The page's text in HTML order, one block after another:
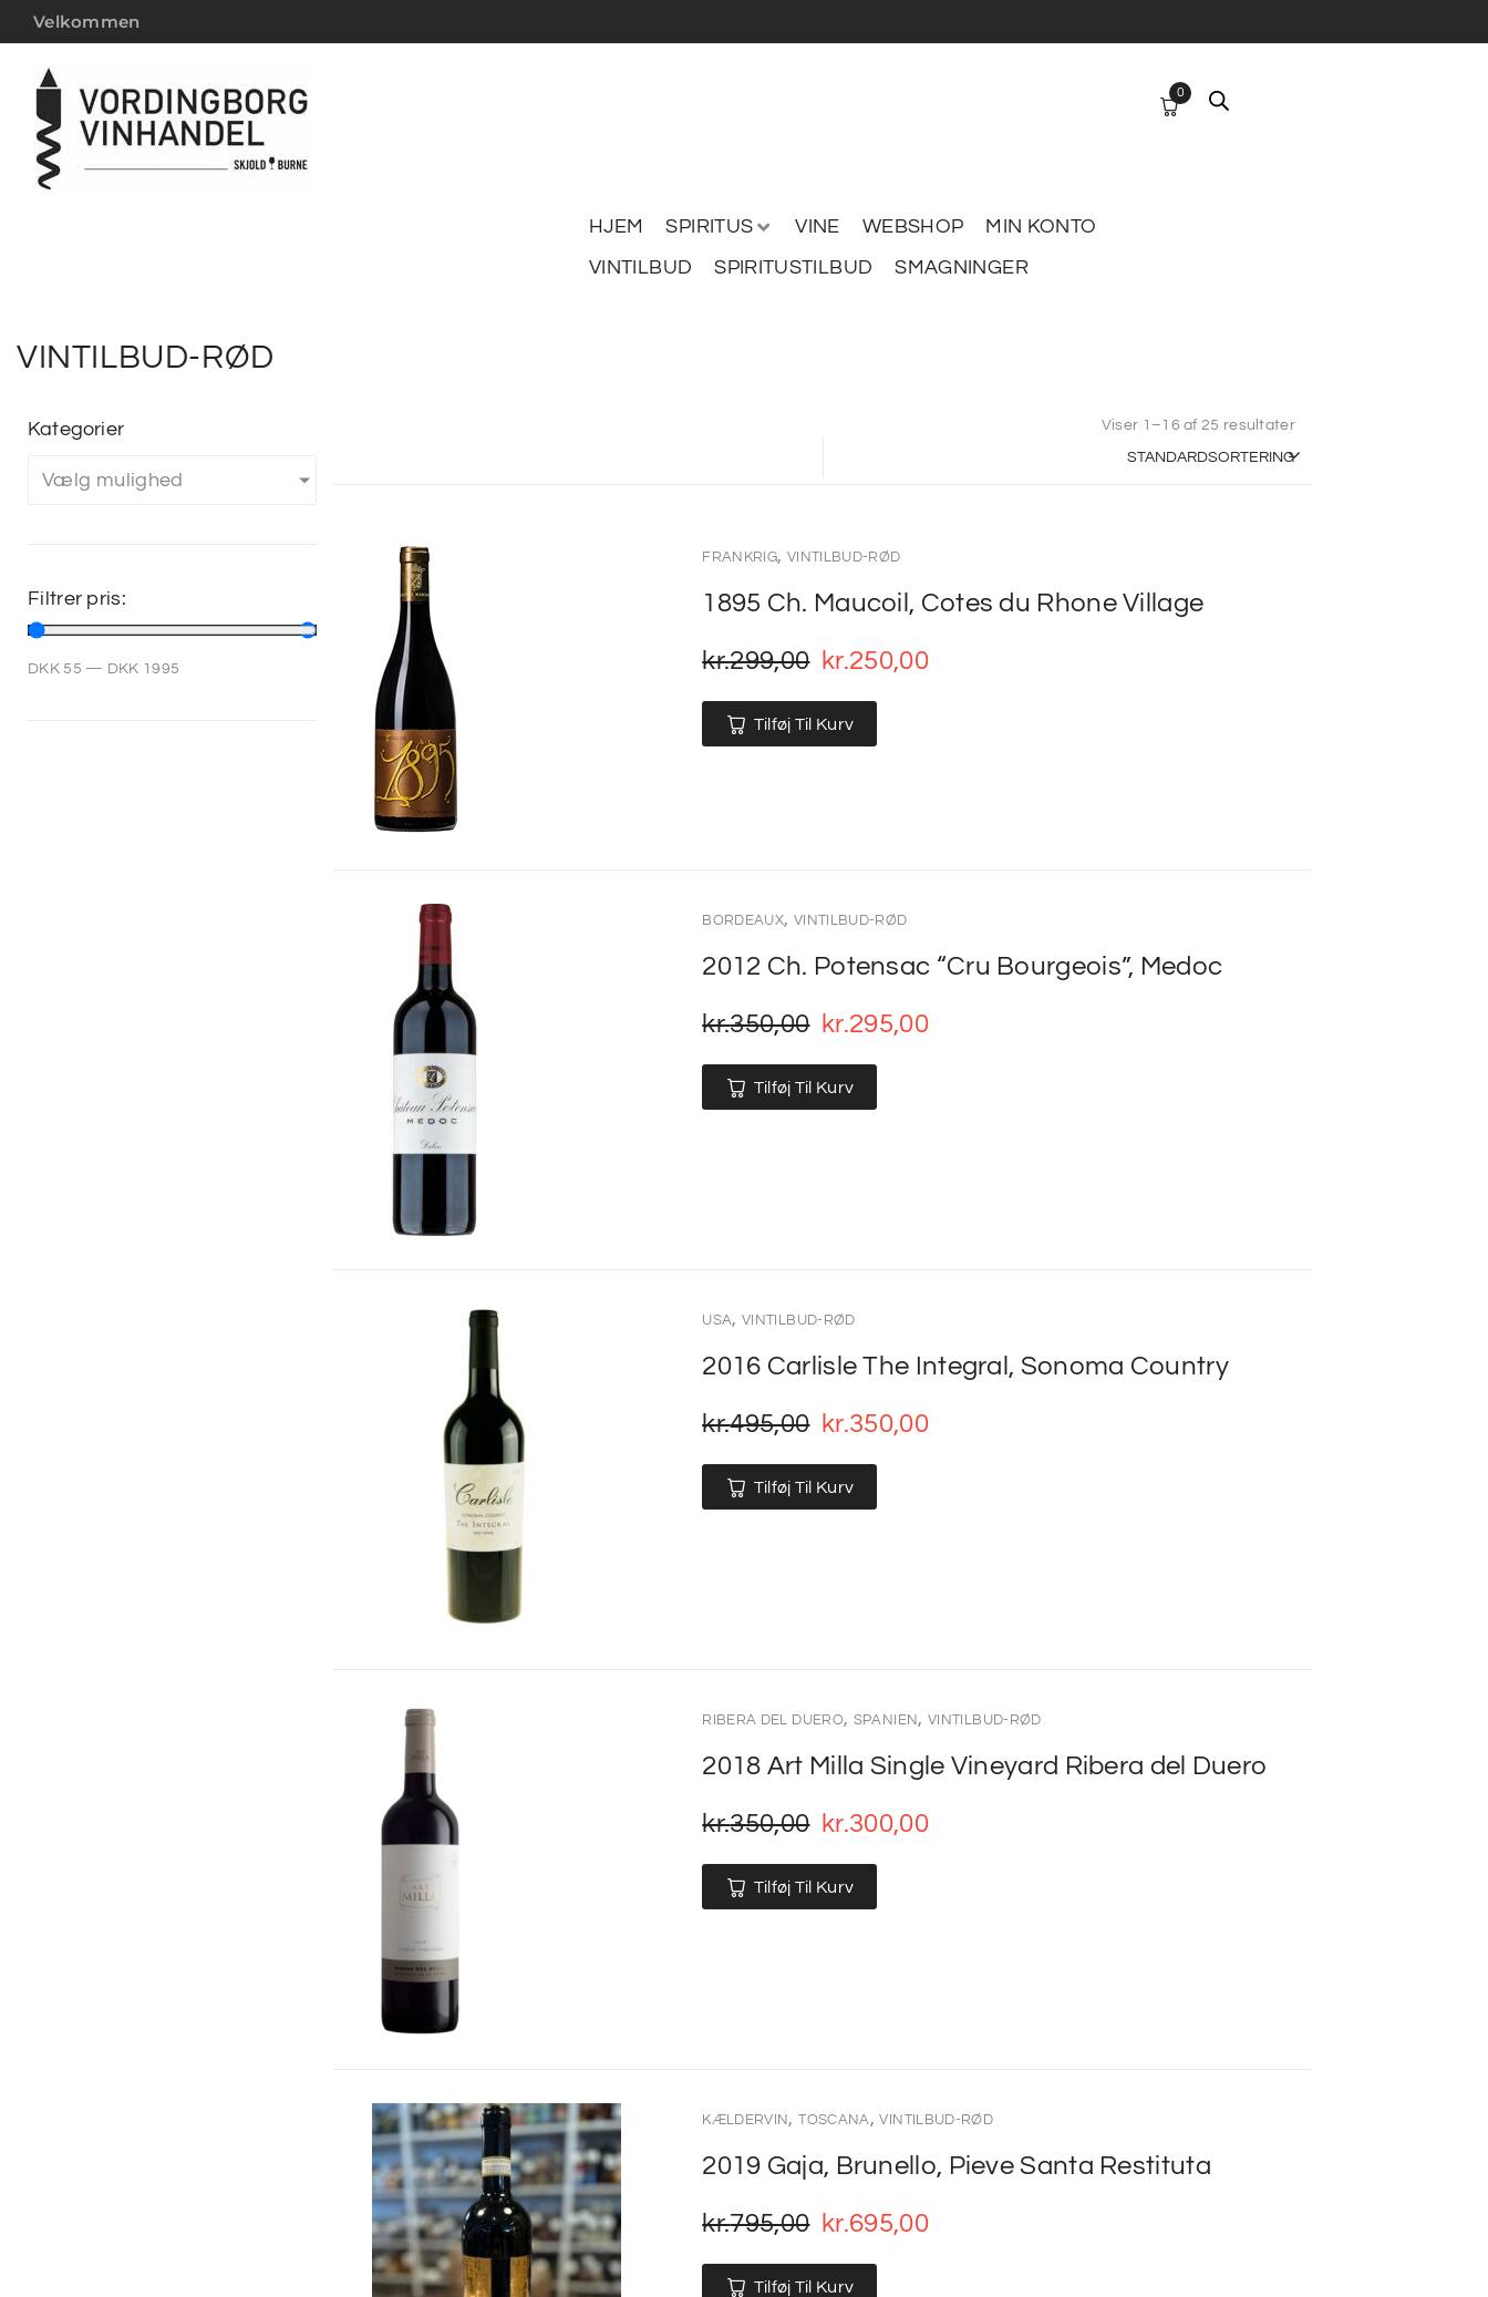
Velkommen
HJEM SPIRITUS VINE WEBSHOP
MIN KONTO
VINTILBUD
SPIRITUSTILBUD SMAGNINGER
0
VINTILBUD-RØD
Kategorier
Vælg mulighed
Filtrer pris:
DKK 55 — DKK 1995
Viser 1–16 af 25 resultater
FRANKRIG, VINTILBUD-RØD
1895 Ch. Maucoil, Cotes du Rhone Village
kr.299,00 kr.250,00
Tilføj Til Kurv
BORDEAUX, VINTILBUD-RØD
2012 Ch. Potensac “Cru Bourgeois”, Medoc
kr.350,00 kr.295,00
Tilføj Til Kurv
USA,VINTILBUD-RØD
2016 Carlisle The Integral, Sonoma Country
kr.495,00 kr.350,00
Tilføj Til Kurv
RIBERA DEL DUERO, SPANIEN , VINTILBUD-RØD
2018 Art Milla Single Vineyard Ribera del Duero
kr.350,00 kr.300,00
Tilføj Til Kurv
KÆLDERVIN ,TOSCANA,VINTILBUD-RØD
2019 Gaja, Brunello, Pieve Santa Restituta
kr.795,00 kr.695,00
Tilføj Til Kurv